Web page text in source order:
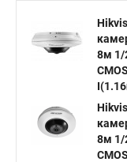
Hikvision купить
Hikvision 2 8 mm
8м 1/
8м 1/